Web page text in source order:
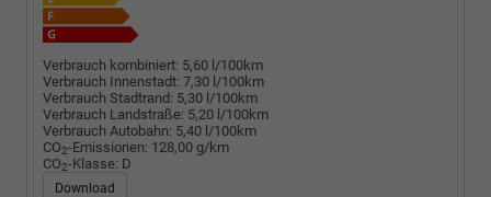
Verbrauch kombiniert: 5,60 l/100km
Verbrauch Innenstadt: 7,30 l/100km
Verbrauch Stadtrand: 5,30 l/100km
Verbrauch Landstraße: 5,20 l/100km
Verbrauch Autobahn: 5,40 l/100km
CO2-Emissionen: 128,00 g/km
CO2-Klasse: D
Download